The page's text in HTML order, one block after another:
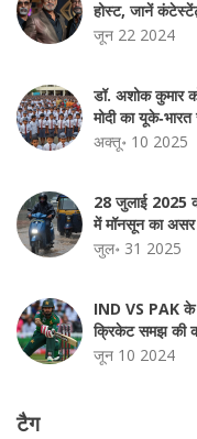
होस्ट, जानें
जून 22 2024
डॉ. अशोक कुमार
मोदी का यूके‑भारत
अक्तू॰ 10 2025
28 जुलाई 2025 का
में मॉनसून का असर
जुल॰ 31 2025
IND VS PAK के
क्रिकेट समझ की
जून 10 2024
टैग